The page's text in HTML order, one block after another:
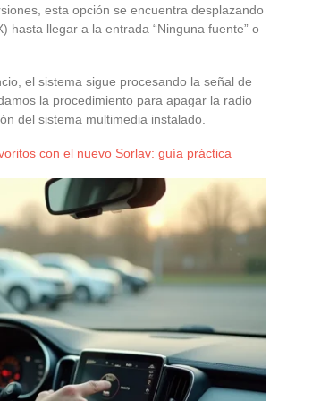
esta opción se encuentra desplazando
hasta llegar a la entrada “Ninguna fuente” o
el sistema sigue procesando la señal de
la procedimiento para apagar la radio
del sistema multimedia instalado.
con el nuevo Sorlav: guía práctica